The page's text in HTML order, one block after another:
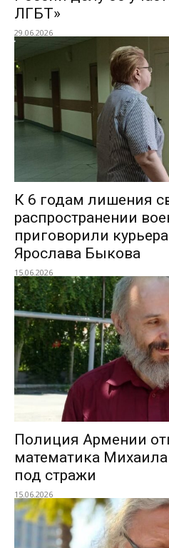
ЛГБТ»
29.06.2026
К 6 годам лишения
распространении
приговорили
Ярослава Быкова
15.06.2026
Полиция Армении
математика
под стражи
15.06.2026